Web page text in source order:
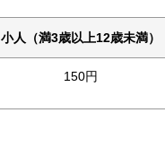
小人（満3歳以上12歳未満）
150円